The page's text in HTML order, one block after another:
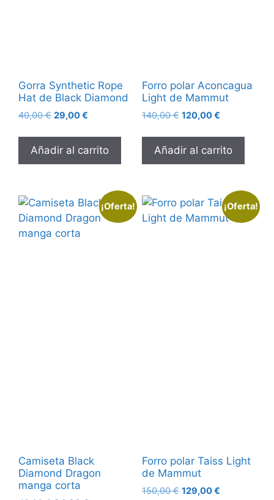
Gorra Synthetic Rope
Hat de Black Diamond
40,00€ 29,00€
Añadir al carrito
Forro polar Aconcagua
Light de Mammut
140,00€ 120,00€
Añadir al carrito
¡Oferta!
Camiseta Black
Diamond Dragon
manga corta
¡Oferta!
Forro polar Taiss Light
de Mammut
150,00€ 129,00€